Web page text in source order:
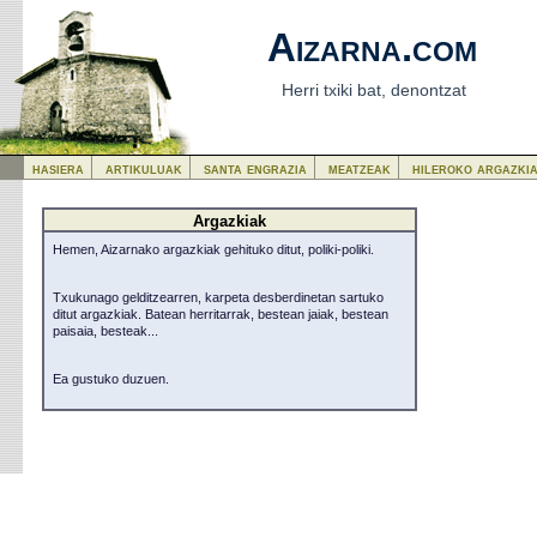
Aizarna.com
Herri txiki bat, denontzat
Argazkiak
Hemen, Aizarnako argazkiak gehituko ditut, poliki-poliki.
Txukunago gelditzearren, karpeta desberdinetan sartuko
ditut argazkiak. Batean herritarrak, bestean jaiak, bestean
paisaia, besteak...
Ea gustuko duzuen.
hasiera artikuluak santa engrazia meatzeak hileroko